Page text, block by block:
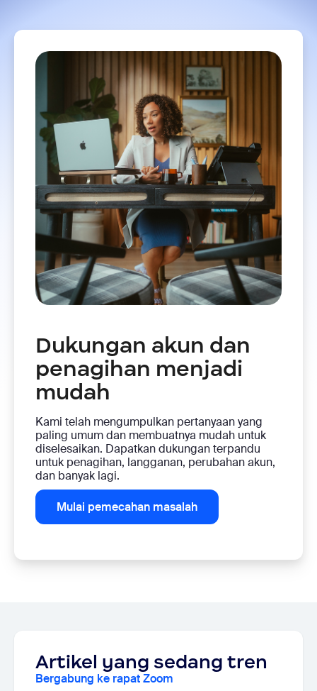
Dukungan akun dan
penagihan menjadi
mudah
Kami telah mengumpulkan pertanyaan yang
paling umum dan membuatnya mudah untuk
diselesaikan. Dapatkan dukungan terpandu
untuk penagihan, langganan, perubahan akun,
dan banyak lagi.
Mulai pemecahan masalah
Artikel yang sedang tren
Bergabung ke rapat Zoom